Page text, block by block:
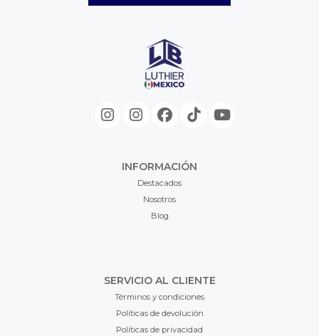
INFORMACIÓN
Destacados
Nosotros
Blog
SERVICIO AL CLIENTE
Términos y condiciones
Políticas de devolución
Políticas de privacidad